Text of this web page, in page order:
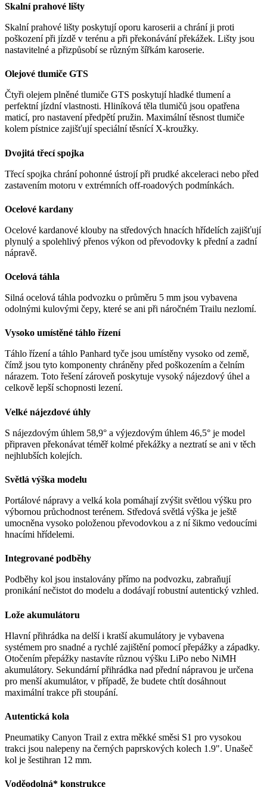
Skalní prahové lišty
Skalní prahové lišty poskytují oporu karoserii a chrání ji proti
poškození při jízdě v terénu a při překonávání překážek. Lišty jsou
nastavitelné a přizpůsobí se různým šířkám karoserie.
Olejové tlumiče GTS
Čtyři olejem plněné tlumiče GTS poskytují hladké tlumení a
perfektní jízdní vlastnosti. Hliníková těla tlumičů jsou opatřena
maticí, pro nastavení předpětí pružin. Maximální těsnost tlumiče
kolem pístnice zajišťují speciální těsnící X-kroužky.
Dvojitá třecí spojka
Třecí spojka chrání pohonné ústrojí při prudké akceleraci nebo před
zastavením motoru v extrémních off-roadových podmínkách.
Ocelové kardany
Ocelové kardanové klouby na středových hnacích hřídelích zajišťují
plynulý a spolehlivý přenos výkon od převodovky k přední a zadní
nápravě.
Ocelová táhla
Silná ocelová táhla podvozku o průměru 5 mm jsou vybavena
odolnými kulovými čepy, které se ani při náročném Trailu nezlomí.
Vysoko umístěné táhlo řízení
Táhlo řízení a táhlo Panhard tyče jsou umístěny vysoko od země,
čímž jsou tyto komponenty chráněny před poškozením a čelním
nárazem. Toto řešení zároveň poskytuje vysoký nájezdový úhel a
celkově lepší schopnosti lezení.
Velké nájezdové úhly
S nájezdovým úhlem 58,9° a výjezdovým úhlem 46,5° je model
připraven překonávat téměř kolmé překážky a neztratí se ani v těch
nejhlubších kolejích.
Světlá výška modelu
Portálové nápravy a velká kola pomáhají zvýšit světlou výšku pro
výbornou průchodnost terénem. Středová světlá výška je ještě
umocněna vysoko položenou převodovkou a z ní šikmo vedoucími
hnacími hřídelemi.
Integrované podběhy
Podběhy kol jsou instalovány přímo na podvozku, zabraňují
pronikání nečistot do modelu a dodávají robustní autentický vzhled.
Lože akumulátoru
Hlavní přihrádka na delší i kratší akumulátory je vybavena
systémem pro snadné a rychlé zajištění pomocí přepážky a západky.
Otočením přepážky nastavíte různou výšku LiPo nebo NiMH
akumulátory. Sekundární přihrádka nad přední nápravou je určena
pro menší akumulátor, v případě, že budete chtít dosáhnout
maximální trakce při stoupání.
Autentická kola
Pneumatiky Canyon Trail z extra měkké směsi S1 pro vysokou
trakci jsou nalepeny na černých paprskových kolech 1.9". Unašeč
kol je šestihran 12 mm.
Voděodolná* konstrukce